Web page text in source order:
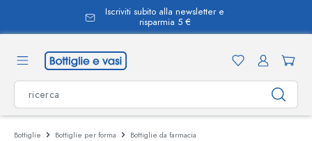
Iscriviti subito alla newsletter e
risparmia 5 €
Bottiglie Bottiglie per forma Bottiglie da farmacia